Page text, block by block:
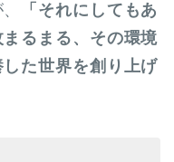
「それにしてもあ
るまる、その環境
た世界を創り上げ